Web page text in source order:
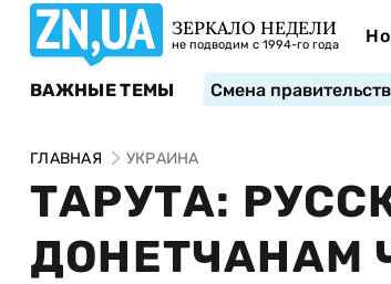
ЗЕРКАЛО НЕДЕЛИ
не подводим с 1994-го года
ВАЖНЫЕ ТЕМЫ Смена
ГЛАВНАЯ УКРАИНА
ТАРУТА:
ДОНЕТЧАНАМ